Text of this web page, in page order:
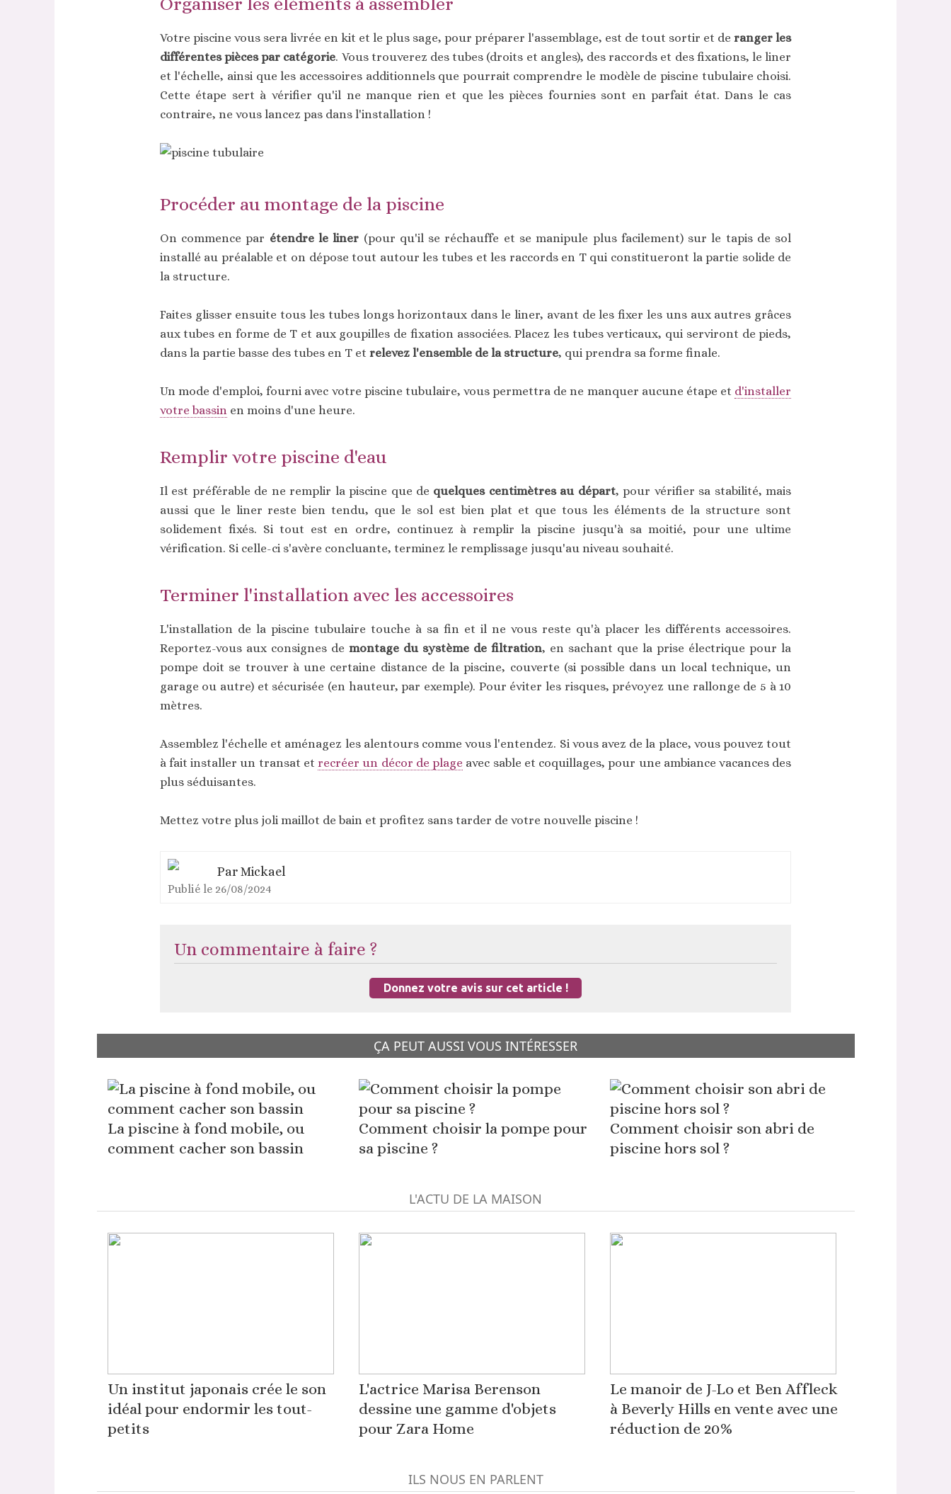
Votre piscine vous sera livrée en kit et le plus sage, pour préparer l'assemblage, est de tout sortir et deranger les
différentes pièces par catégorie. Vous trouverez des tubes (droits et angles), des raccords et des fixations, le liner
et l'échelle, ainsi que les accessoires additionnels que pourrait comprendre le modèle de piscine tubulaire choisi.
Cette étape sert à vérifier qu'il ne manque rien et que les pièces fournies sont en parfait état. Dans le cas
contraire, ne vous lancez pas dans l'installation !
Procéder au montage de la piscine
On commence par étendre le liner (pour qu'il se réchauffe et se manipule plus facilement) sur le tapis de sol
installé au préalable et on dépose tout autour les tubes et les raccords en T qui constitueront la partie solide de
la structure.
Faites glisser ensuite tous les tubes longs horizontaux dans le liner, avant de les fixer les uns aux autres grâces
aux tubes en forme de T et aux goupilles de fixation associées. Placez les tubes verticaux, qui serviront de pieds,
dans la partie basse des tubes en T et relevez l'ensemble de la structure, qui prendra sa forme finale.
Un mode d'emploi, fourni avec votre piscine tubulaire, vous permettra de ne manquer aucune étape et d'installer
votre bassinen moins d'une heure.
Remplir votre piscine d'eau
Il est préférable de ne remplir la piscine que de quelques centimètres au départ, pour vérifier sa stabilité, mais
aussi que le liner reste bien tendu, que le sol est bien plat et que tous les éléments de la structure sont
solidement fixés. Si tout est en ordre, continuez à remplir la piscine jusqu'à sa moitié, pour une ultime
vérification. Si celle-ci s'avère concluante, terminez le remplissage jusqu'au niveau souhaité.
Terminer l'installation avec les accessoires
L'installation de la piscine tubulaire touche à sa fin et il ne vous reste qu'à placer les différents accessoires.
Reportez-vous aux consignes de montage du système de filtration, en sachant que la prise électrique pour la
pompe doit se trouver à une certaine distance de la piscine, couverte (si possible dans un local technique, un
garage ou autre) et sécurisée (en hauteur, par exemple). Pour éviter les risques, prévoyez une rallonge de 5 à 10
mètres.
Assemblez l'échelle et aménagez les alentours comme vous l'entendez. Si vous avez de la place, vous pouvez tout
à fait installer un transat etrecréer un décor de plage avec sable et coquillages, pour une ambiance vacances des
plus séduisantes.
Mettez votre plus joli maillot de bain et profitez sans tarder de votre nouvelle piscine !
Par Mickael
Publié le 26/08/2024
Un commentaire à faire ?
Donnez votre avis sur cet article !
ÇA PEUT AUSSI VOUS INTÉRESSER
La piscine à fond mobile, ou
comment cacher son bassin
Comment choisir la pompe pour
sa piscine ?
Comment choisir son abri de
piscine hors sol ?
L'ACTU DE LA MAISON
Un institut japonais crée le son
idéal pour endormir les tout-
petits
L'actrice Marisa Berenson
dessine une gamme d'objets
pour Zara Home
Le manoir de J-Lo et Ben Affleck
à Beverly Hills en vente avec une
réduction de 20%
ILS NOUS EN PARLENT